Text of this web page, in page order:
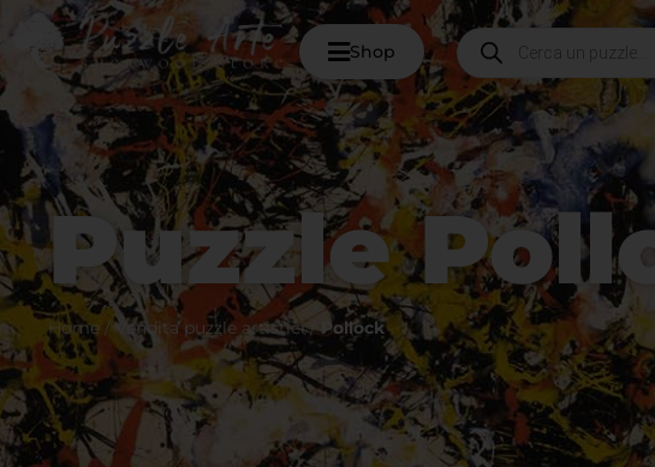
Shop
Puzzle
Home /Vendita puzzle artistici/Pollock